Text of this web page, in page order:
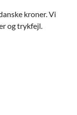
kroner. Vi
og trykfejl.